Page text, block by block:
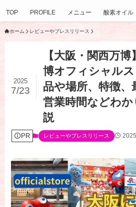
TOP PROFILE メニュー 酸素オイル
ホーム レビューやプレスリリース
【大阪・関西万
博オフィシャル
品や場所、特徴
営業時間などわ
説
2025
7/23
PR レビューやプレスリリース